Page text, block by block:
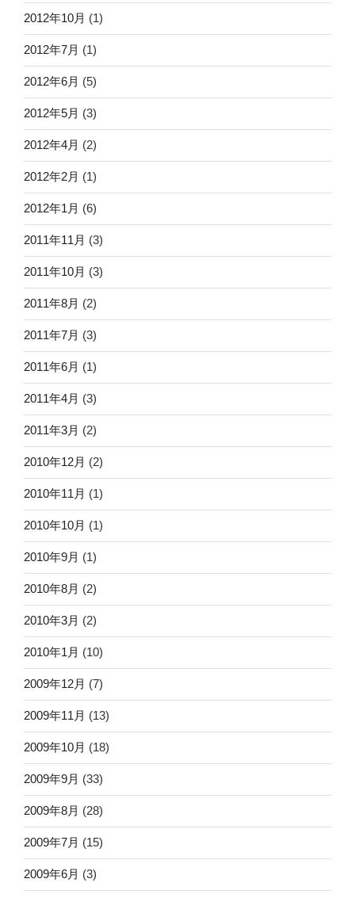
2012年10月 (1)
2012年7月 (1)
2012年6月 (5)
2012年5月 (3)
2012年4月 (2)
2012年2月 (1)
2012年1月 (6)
2011年11月 (3)
2011年10月 (3)
2011年8月 (2)
2011年7月 (3)
2011年6月 (1)
2011年4月 (3)
2011年3月 (2)
2010年12月 (2)
2010年11月 (1)
2010年10月 (1)
2010年9月 (1)
2010年8月 (2)
2010年3月 (2)
2010年1月 (10)
2009年12月 (7)
2009年11月 (13)
2009年10月 (18)
2009年9月 (33)
2009年8月 (28)
2009年7月 (15)
2009年6月 (3)